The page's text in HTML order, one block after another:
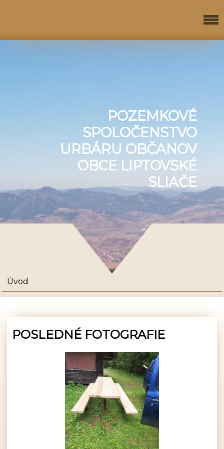
POZEMKOVÉ
SPOLOČENSTVO
URBÁRU OBČANOV
OBCE LIPTOVSKÉ
SLIAČE
Úvod
POSLEDNÉ FOTOGRAFIE